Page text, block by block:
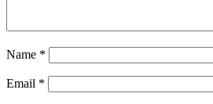
Name *
Email *